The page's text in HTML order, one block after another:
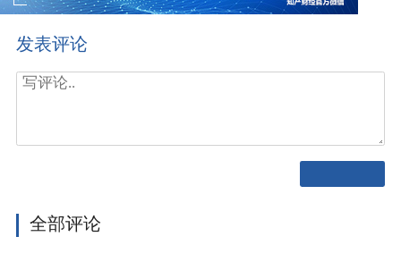
发表评论
全部评论